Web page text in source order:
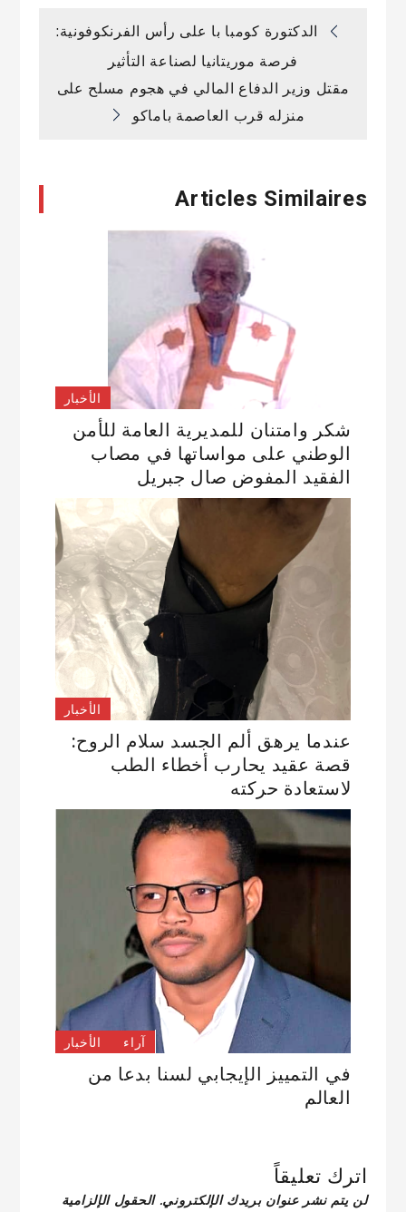
تصفّح
المقالات
الدكتورة كومبا با على رأس الفرنكوفونية:
فرصة موريتانيا لصناعة التأثير
مقتل وزير الدفاع المالي في هجوم مسلح على
منزله قرب العاصمة باماكو
Articles Similaires
الأخبار
شكر وامتنان للمديرية العامة للأمن
الوطني على مواساتها في مصاب
الفقيد المفوض صال جبريل
الأخبار
عندما يرهق ألم الجسد سلام الروح:
قصة عقيد يحارب أخطاء الطب
لاستعادة حركته
آراء الأخبار
في التمييز الإيجابي لسنا بدعا من
العالم
اترك تعليقاً
لن يتم نشر عنوان بريدك الإلكتروني. الحقول الإلزامية